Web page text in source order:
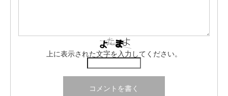
上に表示された文字を入力してください。